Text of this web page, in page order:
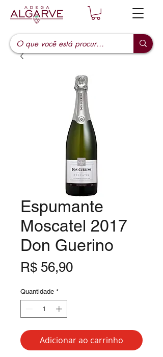
Espumante
Moscatel 2017
Don Guerino
R$ 56,90Preço
Quantidade *
Adicionar ao carrinho